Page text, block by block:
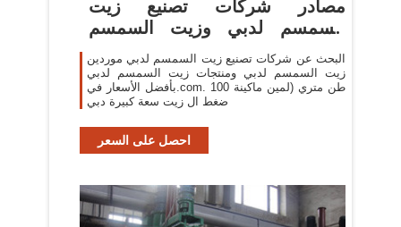
مصادر شركات تصنيع زيت
السمسم لدبي وزيت السمسم
لدبي في
البحث عن شركات تصنيع زيت السمسم لدبي موردين
زيت السمسم لدبي ومنتجات زيت السمسم لدبي
بأفضل الأسعار في.com. 100 طن متري (لمين ماكينة
ضغط ال زيت سعة كبيرة دبي
احصل على السعر